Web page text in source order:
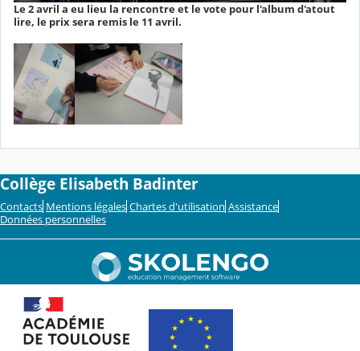
Le 2 avril a eu lieu la rencontre et le vote pour l'album d'atout
lire, le prix sera remis le 11 avril.
Collège Elisabeth Badinter
Contacts Mentions légales Chartes d'utilisation Assistance
Données personnelles